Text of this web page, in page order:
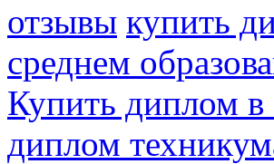
отзывы купить
среднем
Купить диплом в
диплом